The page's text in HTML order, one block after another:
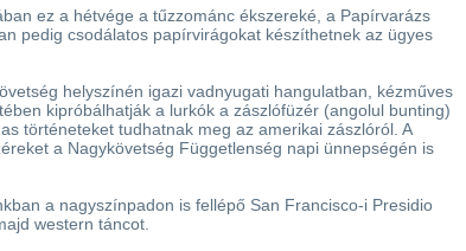
ez a hétvége a tűzzománc ékszereké, a Papírvarázs
pedig csodálatos papírvirágokat készíthetnek az ügyes
helyszínén igazi vadnyugati hangulatban, kézműves
kipróbálhatják a lurkók a zászlófüzér (angolul bunting)
történeteket tudhatnak meg az amerikai zászlóról. A
a Nagykövetség Függetlenség napi ünnepségén is
a nagyszínpadon is fellépő San Francisco-i Presidio
western táncot.